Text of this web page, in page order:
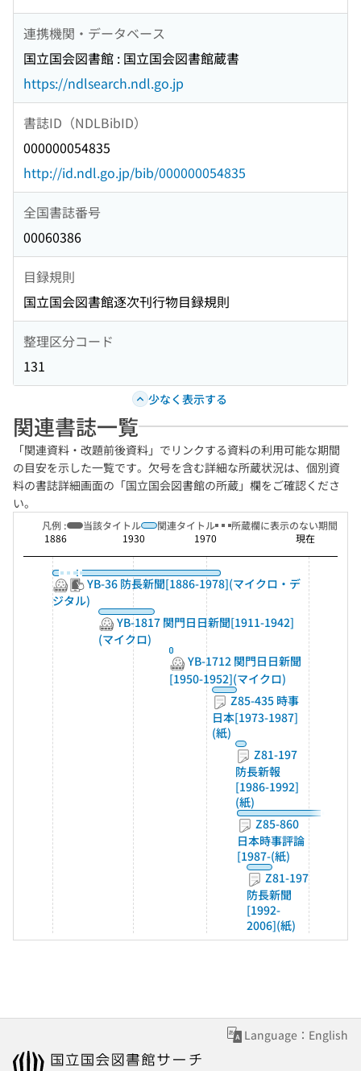
連携機関・データベース
国立国会図書館 : 国立国会図書館蔵書
https://ndlsearch.ndl.go.jp
書誌ID（NDLBibID）
000000054835
http://id.ndl.go.jp/bib/000000054835
全国書誌番号
00060386
目録規則
国立国会図書館逐次刊行物目録規則
整理区分コード
131
少なく表示する
関連書誌一覧
「関連資料・改題前後資料」でリンクする資料の利用可能な期間
の目安を示した一覧です。欠号を含む詳細な所蔵状況は、個別資
料の書誌詳細画面の「国立国会図書館の所蔵」欄をご確認くださ
い。
凡例 : 当該タイトル 関連タイトル
所蔵欄に表示のない期間
1886
1930 1970 現在
YB-36 防長新聞[1886-1978](マイクロ・デ
ジタル)
YB-1817 関門日日新聞[1911-1942]
(マイクロ)
YB-1712 関門日日新聞
[1950-1952](マイクロ)
Z85-435 時事
日本[1973-1987]
(紙)
Z81-197
防長新報
[1986-1992]
(紙)
Z85-860
日本時事評論
[1987-(紙)
Z81-197
防長新聞
[1992-
2006](紙)
Language：English